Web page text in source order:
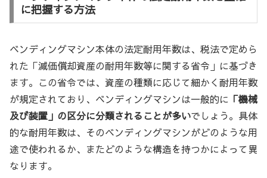
に把握する方法
ベンディングマシン本体の法定耐用年数は、税法で定めら
れた「減価償却資産の耐用年数等に関する省令」に基づき
ます。この省令では、資産の種類に応じて細かく耐用年数
が規定されており、ベンディングマシンは一般的に 「機械
及び装置」の区分に分類されることが多いでしょう。具体
的な耐用年数は、そのベンディングマシンがどのような用
途で使われるか、またどのような構造を持つかによって異
なります。